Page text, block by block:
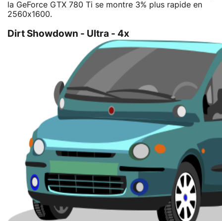
la GeForce GTX 780 Ti se montre 3% plus rapide en
2560x1600.
Dirt Showdown - Ultra - 4x